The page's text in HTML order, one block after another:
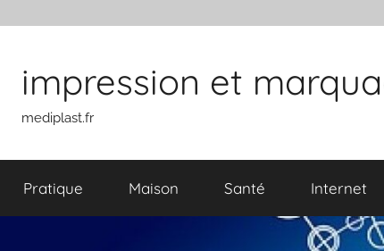
impression et
mediplast.fr
Pratique Maison Santé Internet